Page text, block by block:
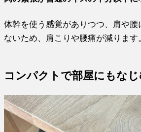
体幹を使う感覚がありつつ、肩や腰
ないため、肩こりや腰痛が減ります
コンパクトで部屋にもな